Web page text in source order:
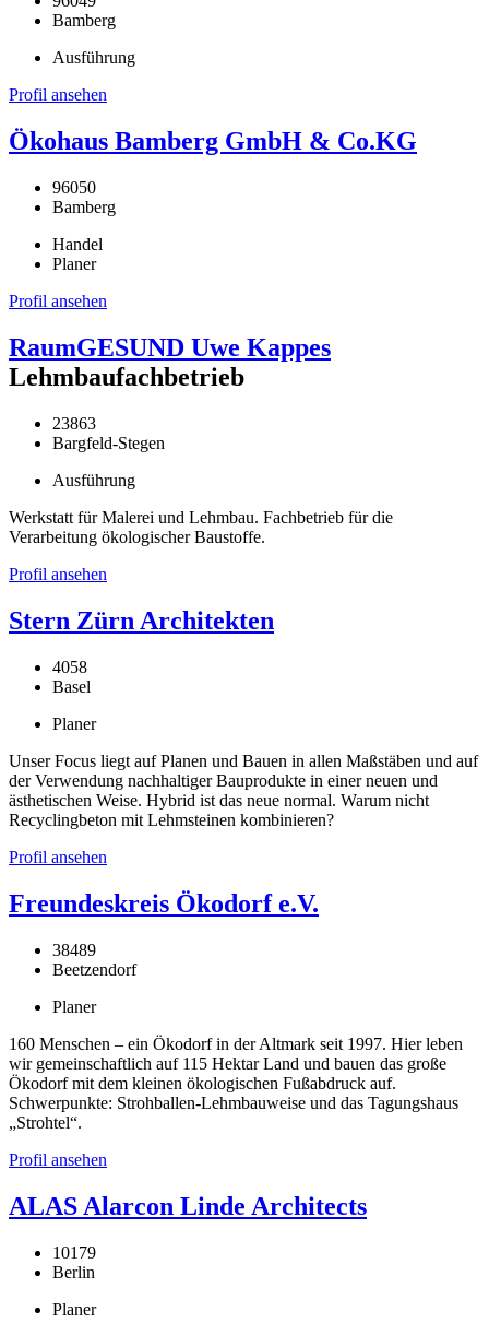
Bamberg
Ausführung
Profil ansehen
Ökohaus Bamberg GmbH & Co.KG
96050
Bamberg
Handel
Planer
Profil ansehen
RaumGESUND Uwe Kappes
Lehmbaufachbetrieb
23863
Bargfeld-Stegen
Ausführung
Werkstatt für Malerei und Lehmbau. Fachbetrieb für die
Verarbeitung ökologischer Baustoffe.
Profil ansehen
Stern Zürn Architekten
4058
Basel
Planer
Unser Focus liegt auf Planen und Bauen in allen Maßstäben und auf
der Verwendung nachhaltiger Bauprodukte in einer neuen und
ästhetischen Weise. Hybrid ist das neue normal. Warum nicht
Recyclingbeton mit Lehmsteinen kombinieren?
Profil ansehen
Freundeskreis Ökodorf e.V.
38489
Beetzendorf
Planer
160 Menschen – ein Ökodorf in der Altmark seit 1997. Hier leben
wir gemeinschaftlich auf 115 Hektar Land und bauen das große
Ökodorf mit dem kleinen ökologischen Fußabdruck auf.
Schwerpunkte: Strohballen-Lehmbauweise und das Tagungshaus
„Strohtel“.
Profil ansehen
ALAS Alarcon Linde Architects
10179
Berlin
Planer